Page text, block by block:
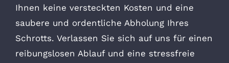
Ihnen keine versteckten Kosten und eine
saubere und ordentliche Abholung Ihres
Schrotts. Verlassen Sie sich auf uns für einen
reibungslosen Ablauf und eine stressfreie